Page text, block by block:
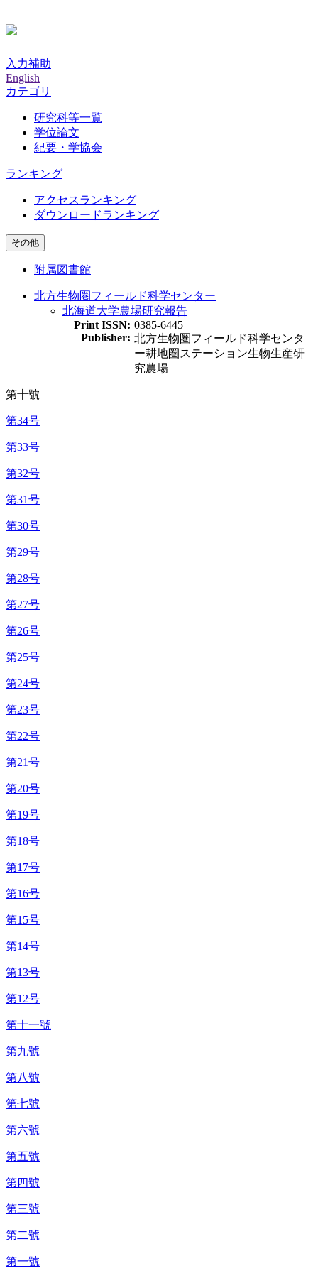
入力補助
English
カテゴリ
研究科等一覧
学位論文
紀要・学協会
ランキング
アクセスランキング
ダウンロードランキング
その他
附属図書館
北方生物圏フィールド科学センター
北海道大学農場研究報告
Print ISSN: 0385-6445
Publisher: 北方生物圏フィールド科学センタ
ー耕地圏ステーション生物生産研
究農場
第十號
第34号
第33号
第32号
第31号
第30号
第29号
第28号
第27号
第26号
第25号
第24号
第23号
第22号
第21号
第20号
第19号
第18号
第17号
第16号
第15号
第14号
第13号
第12号
第十一號
第九號
第八號
第七號
第六號
第五號
第四號
第三號
第二號
第一號